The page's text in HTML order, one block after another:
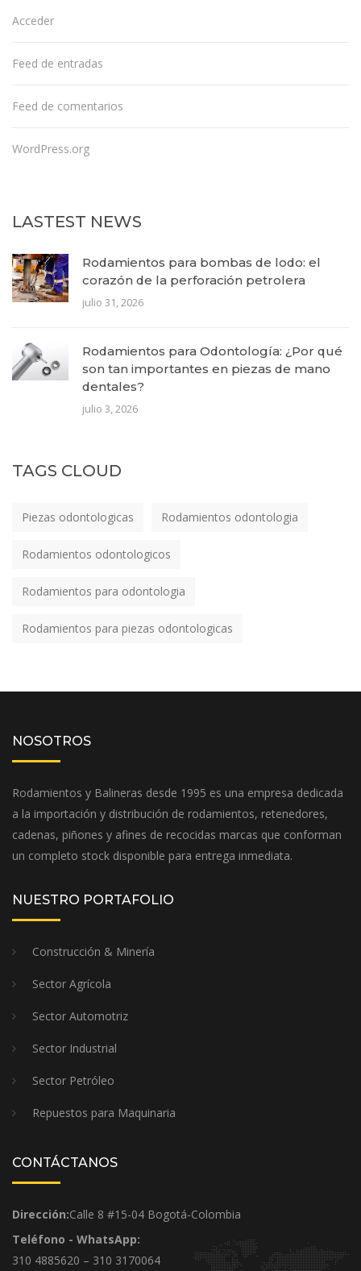
Acceder
Feed de entradas
Feed de comentarios
WordPress.org
LASTEST NEWS
Rodamientos para bombas de lodo: el
corazón de la perforación petrolera
julio 31, 2026
Rodamientos para Odontología: ¿Por qué
son tan importantes en piezas de mano
dentales?
julio 3, 2026
TAGS CLOUD
Piezas odontologicas Rodamientos odontologia
Rodamientos odontologicos
Rodamientos para odontologia
Rodamientos para piezas odontologicas
NOSOTROS
Rodamientos y Balineras desde 1995 es una empresa dedicada
a la importación y distribución de rodamientos, retenedores,
cadenas, piñones y afines de recocidas marcas que conforman
un completo stock disponible para entrega inmediata.
NUESTRO PORTAFOLIO
Construcción & Minería
Sector Agrícola
Sector Automotriz
Sector Industrial
Sector Petróleo
Repuestos para Maquinaria
CONTÁCTANOS
Dirección:Calle 8 #15-04 Bogotá-Colombia
Teléfono - WhatsApp:
310 4885620 – 310 3170064